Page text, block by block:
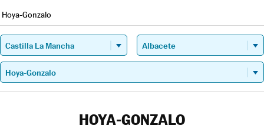
Hoya-Gonzalo
HOYA-GONZALO